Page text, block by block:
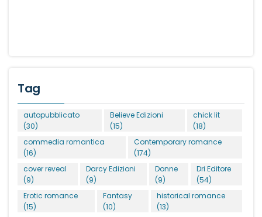
Tag
autopubblicato
(30)
Believe Edizioni
(15)
chick lit
(18)
commedia romantica
(16)
Contemporary romance
(174)
cover reveal
(9)
Darcy Edizioni
(9)
Donne
(9)
Dri Editore
(54)
Erotic romance
(15)
Fantasy
(10)
historical romance
(13)